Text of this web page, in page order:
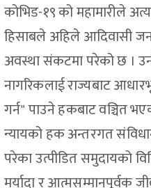
कोभिड-१९ को महामारीले
हिसाबले अहिले आदिवासी
अवस्था संकटमा परेको छ ।
नागरिकलाई राज्यबाट
गर्न" पाउने हकबाट वञ्चित
न्यायको हक अन्तरगत
परेका उत्पीडित समुदायको
मर्यादा र आत्मसम्मानपूर्वक